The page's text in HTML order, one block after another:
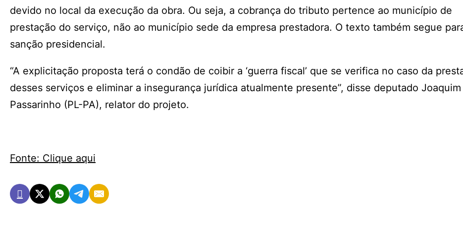
devido no local da execução da obra. Ou seja, a cobrança do tributo pertence ao município de
prestação do serviço, não ao município sede da empresa prestadora. O texto também segue
sanção presidencial.
“A explicitação proposta terá o condão de coibir a ‘guerra fiscal’ que se verifica no caso da
desses serviços e eliminar a insegurança jurídica atualmente presente”, disse deputado Joaquim
Passarinho (PL-PA), relator do projeto.
Fonte: Clique aqui